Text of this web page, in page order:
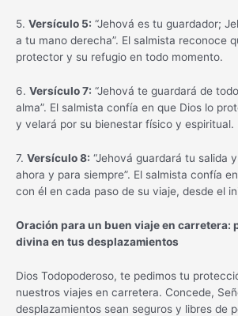
5. Versículo 5: “Jehová es tu guardador;
a tu mano derecha”. El salmista reconoce
protector y su refugio en todo momento.
6. Versículo 7: “Jehová te guardará de
alma”. El salmista confía en que Dios lo
y velará por su bienestar físico y espiritual.
7. Versículo 8: “Jehová guardará tu salida
ahora y para siempre”. El salmista confía
con él en cada paso de su viaje, desde el
Oración para un buen viaje en carretera:
divina en tus desplazamientos
Dios Todopoderoso, te pedimos tu
nuestros viajes en carretera. Concede,
desplazamientos sean seguros y libres de